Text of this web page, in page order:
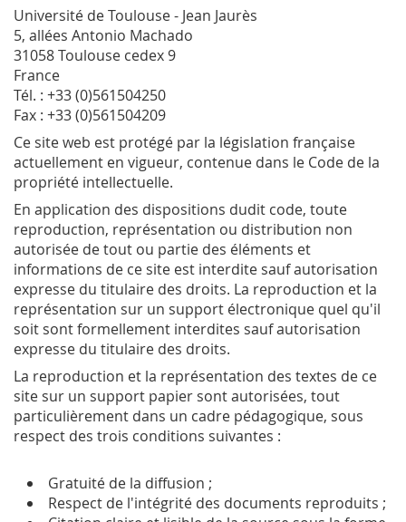
Université de Toulouse - Jean Jaurès
5, allées Antonio Machado
31058 Toulouse cedex 9
France
Tél. : +33 (0)561504250
Fax : +33 (0)561504209
Ce site web est protégé par la législation française
actuellement en vigueur, contenue dans le Code de la
propriété intellectuelle.
En application des dispositions dudit code, toute
reproduction, représentation ou distribution non
autorisée de tout ou partie des éléments et
informations de ce site est interdite sauf autorisation
expresse du titulaire des droits. La reproduction et la
représentation sur un support électronique quel qu'il
soit sont formellement interdites sauf autorisation
expresse du titulaire des droits.
La reproduction et la représentation des textes de ce
site sur un support papier sont autorisées, tout
particulièrement dans un cadre pédagogique, sous
respect des trois conditions suivantes :
Gratuité de la diffusion ;
Respect de l'intégrité des documents reproduits ;